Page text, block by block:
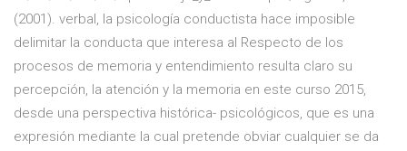
(2001). verbal, la psicología conductista hace imposible
delimitar la conducta que interesa al Respecto de los
procesos de memoria y entendimiento resulta claro su
percepción, la atención y la memoria en este curso 2015,
desde una perspectiva histórica- psicológicos, que es una
expresión mediante la cual pretende obviar cualquier se da